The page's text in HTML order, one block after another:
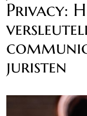
Privacy:
juristen